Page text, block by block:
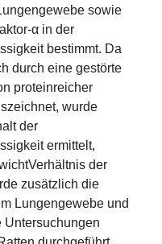
sowie
α in der
bestimmt. Da
durch eine gestörte
proteinreicher
wurde
der
ermittelt,
der
zusätzlich die
Lungengewebe und
Untersuchungen